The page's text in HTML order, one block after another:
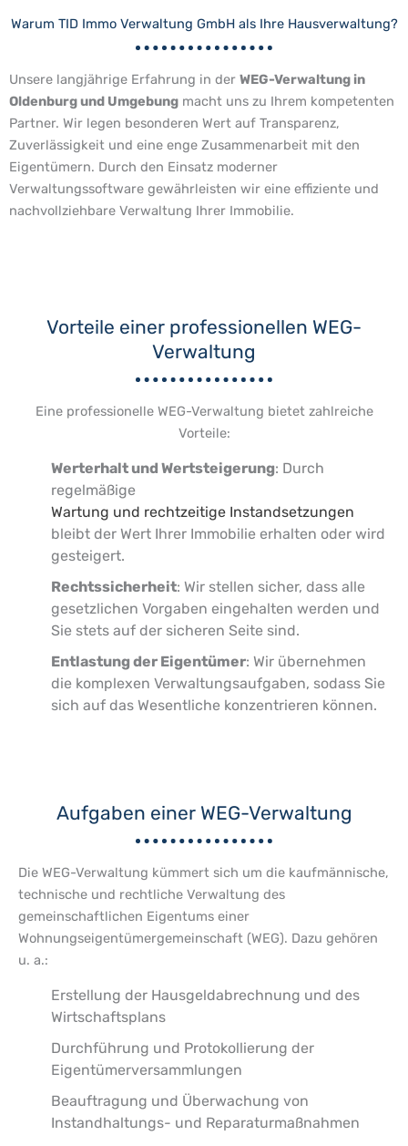
Warum TID Immo Verwaltung GmbH als Ihre Hausverwaltung?
Unsere langjährige Erfahrung in der WEG-Verwaltung in
Oldenburg und Umgebung macht uns zu Ihrem kompetenten
Partner. Wir legen besonderen Wert auf Transparenz,
Zuverlässigkeit und eine enge Zusammenarbeit mit den
Eigentümern. Durch den Einsatz moderner
Verwaltungssoftware gewährleisten wir eine effiziente und
nachvollziehbare Verwaltung Ihrer Immobilie.
Vorteile einer professionellen WEG-
Verwaltung
Eine professionelle WEG-Verwaltung bietet zahlreiche
Vorteile:
Werterhalt und Wertsteigerung: Durch
regelmäßige
Wartung und rechtzeitige Instandsetzungen
bleibt der Wert Ihrer Immobilie erhalten oder wird
gesteigert.
Rechtssicherheit: Wir stellen sicher, dass alle
gesetzlichen Vorgaben eingehalten werden und
Sie stets auf der sicheren Seite sind.
Entlastung der Eigentümer: Wir übernehmen
die komplexen Verwaltungsaufgaben, sodass Sie
sich auf das Wesentliche konzentrieren können.
Aufgaben einer WEG-Verwaltung
Die WEG-Verwaltung kümmert sich um die kaufmännische,
technische und rechtliche Verwaltung des
gemeinschaftlichen Eigentums einer
Wohnungseigentümergemeinschaft (WEG). Dazu gehören
u. a.:
Erstellung der Hausgeldabrechnung und des
Wirtschaftsplans
Durchführung und Protokollierung der
Eigentümerversammlungen
Beauftragung und Überwachung von
Instandhaltungs- und Reparaturmaßnahmen